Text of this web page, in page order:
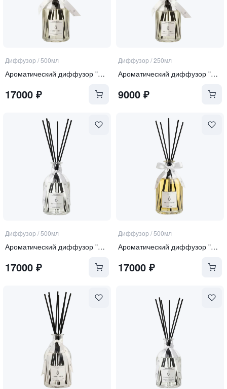
Диффузор /500мл
Ароматический диффузор "Pure Rose"
17000 ₽
Диффузор /250мл
Ароматический диффузор "Pure Rose"
9000₽
Диффузор /500мл
Ароматический диффузор "Sea Salt and Orchid"
17000 ₽
Диффузор /500мл
Ароматический диффузор "Tonka and Oud"
17000₽